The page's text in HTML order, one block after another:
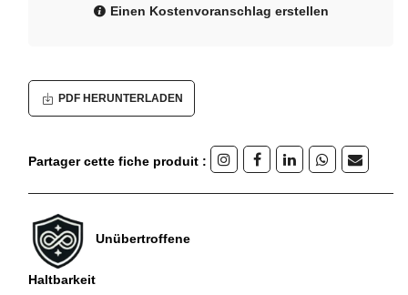
Einen Kostenvoranschlag erstellen
PDF HERUNTERLADEN
Partager cette fiche produit :
Unübertroffene
Haltbarkeit